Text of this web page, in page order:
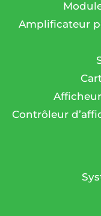
Amplificateur
Contrôleur